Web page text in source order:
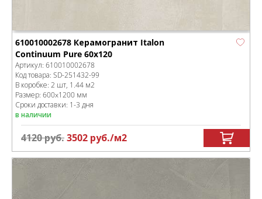
610010002678 Керамогранит Italon
Continuum Pure 60x120
Артикул: 610010002678
Код товара: SD-251432-99
В коробке: 2 шт, 1.44 м2
Размер: 600x1200 мм
Сроки доставки: 1-3 дня
в наличии
4120руб.3502 руб./м2